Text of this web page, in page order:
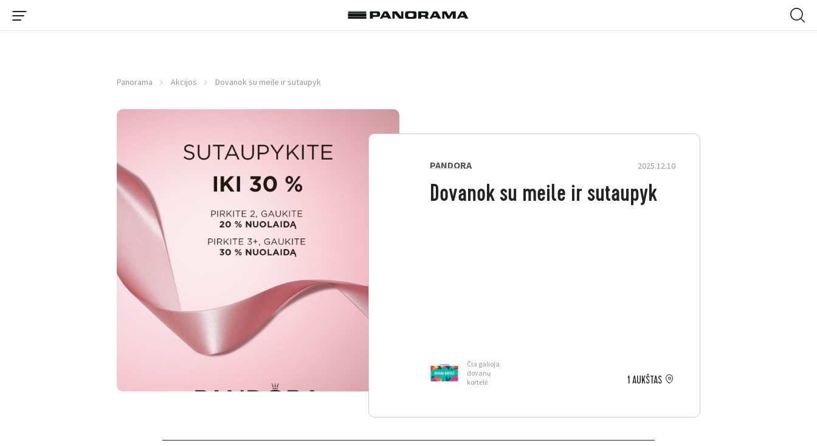
Panorama Akcijos Dovanok su meile ir sutaupyk
PANDORA 2025.12.10
Dovanok su meile ir sutaupyk
Čia galioja
dovanų
kortelė
1 AUKŠTAS